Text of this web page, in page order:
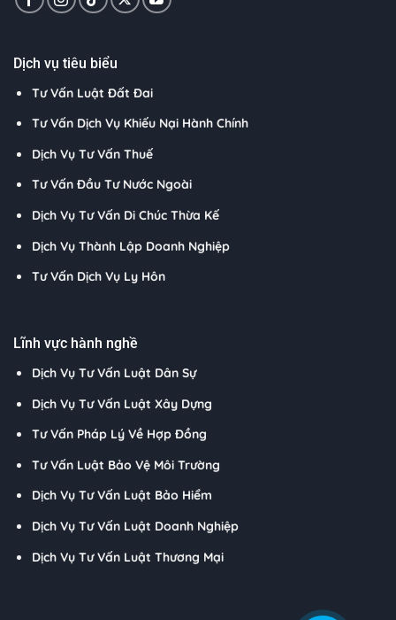
Dịch vụ tiêu biểu
Tư Vấn Luật Đất Đai
Tư Vấn Dịch Vụ Khiếu Nại Hành Chính
Dịch Vụ Tư Vấn Thuế
Tư Vấn Đầu Tư Nước Ngoài
Dịch Vụ Tư Vấn Di Chúc Thừa Kế
Dịch Vụ Thành Lập Doanh Nghiệp
Tư Vấn Dịch Vụ Ly Hôn
Lĩnh vực hành nghề
Dịch Vụ Tư Vấn Luật Dân Sự
Dịch Vụ Tư Vấn Luật Xây Dựng
Tư Vấn Pháp Lý Về Hợp Đồng
Tư Vấn Luật Bảo Vệ Môi Trường
Dịch Vụ Tư Vấn Luật Bảo Hiểm
Dịch Vụ Tư Vấn Luật Doanh Nghiệp
Dịch Vụ Tư Vấn Luật Thương Mại